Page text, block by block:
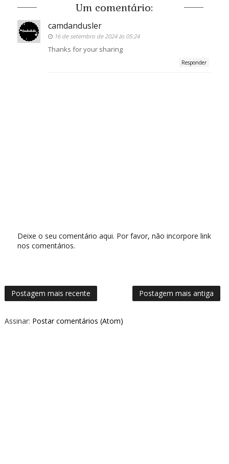
Um comentário:
camdandusler
16 de setembro de 2024 às 05:24
Thanks for your sharing
Responder
Deixe o seu comentário aqui. Por favor, não incorpore link
nos comentários.
Postagem mais recente Postagem mais antiga
Assinar: Postar comentários (Atom)